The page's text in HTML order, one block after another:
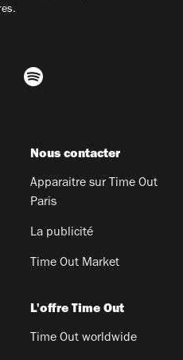
Nous contacter
Apparaitre sur Time Out
Paris
La publicité
Time Out Market
L'offre Time Out
Time Out worldwide